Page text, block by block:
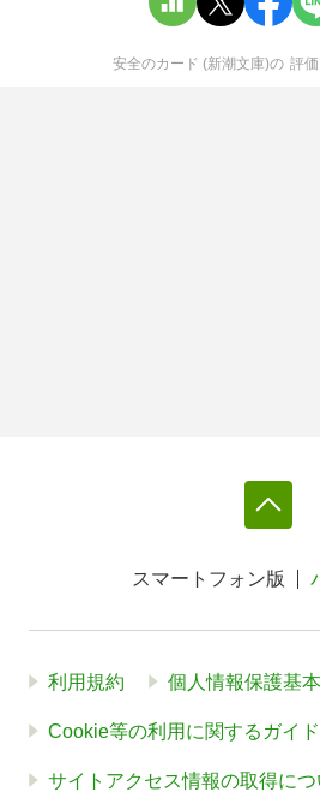
安全のカード (新潮文庫)の 評価
スマートフォン版
利用規約 個人情報保護基
Cookie等の利用に関するガイ
サイトアクセス情報の取得につ